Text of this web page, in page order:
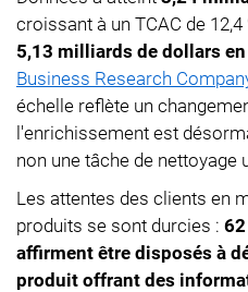
croissant à un TCAC de
5,13 milliards de dollars
Business Research
échelle reflète un
l'enrichissement est
non une tâche de nettoyage
Les attentes des clients en
produits se sont durcies :
affirment être disposés à
produit offrant des